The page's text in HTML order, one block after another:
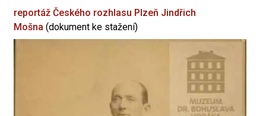
reportáž Českého rozhlasu Plzeň Jindřich
Mošna (dokument ke stažení)